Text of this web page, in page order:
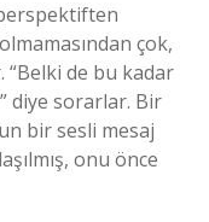
çok,
“Belki de bu kadar
diye sorarlar. Bir
bir sesli mesaj
onu önce